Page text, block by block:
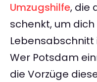
Umzugshilfe, die
schenkt, um
Lebensabschnitt
Wer Potsdam
die Vorzüge